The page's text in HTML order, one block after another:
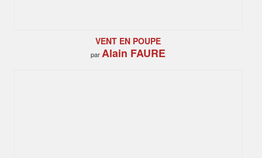
VENT EN POUPE
parAlain FAURE